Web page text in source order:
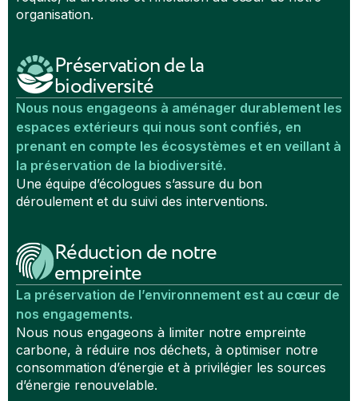
organisation.
Préservation de la
biodiversité
Nous nous engageons à aménager durablement les
espaces extérieurs qui nous sont confiés, en
prenant en compte les écosystèmes et en veillant à
la préservation de la biodiversité.
Une équipe d’écologues s’assure du bon
déroulement et du suivi des interventions.
Réduction de notre
empreinte
La préservation de l’environnement est au cœur de
nos engagements.
Nous nous engageons à limiter notre empreinte
carbone, à réduire nos déchets, à optimiser notre
consommation d’énergie et à privilégier les sources
d’énergie renouvelable.